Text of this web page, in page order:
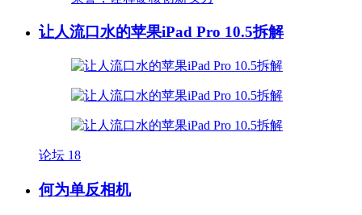
让人流口水的苹果iPad Pro 10.5拆解
论坛 18
何为单反相机